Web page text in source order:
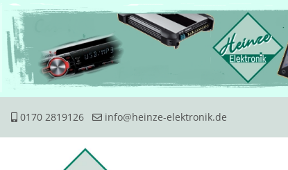
0170 2819126 info@heinze-elektronik.de